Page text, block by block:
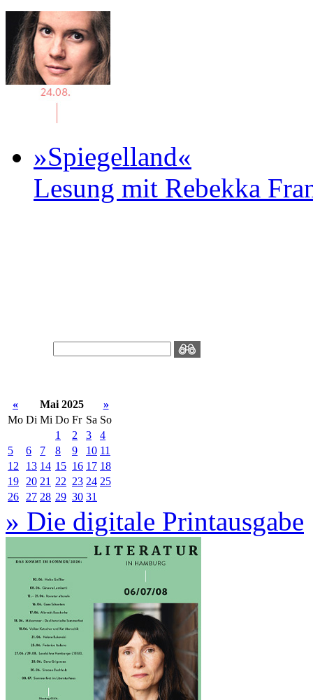
»Spiegelland«
Lesung mit Rebekka
« Mai 2025
»
Mo Di Mi Do Fr Sa So
1
2 3
4
5
6 7 8 9 10 11
12
13 14 15 16 17 18
19
20 21 22 23 24 25
26
27 28 29 30 31
» Die digitale Printausgabe